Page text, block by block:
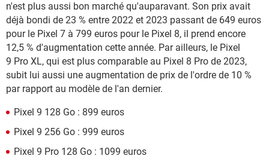
n'est plus aussi bon marché qu'auparavant. Son prix avait
déjà bondi de 23 % entre 2022 et 2023 passant de 649 euros
pour le Pixel 7 à 799 euros pour le Pixel 8, il prend encore
12,5 % d'augmentation cette année. Par ailleurs, le Pixel
9 Pro XL, qui est plus comparable au Pixel 8 Pro de 2023,
subit lui aussi une augmentation de prix de l'ordre de 10 %
par rapport au modèle de l'an dernier.
Pixel 9 128 Go : 899 euros
Pixel 9 256 Go : 999 euros
Pixel 9 Pro 128 Go : 1099 euros